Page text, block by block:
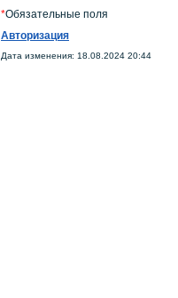
*Обязательные поля
Авторизация
Дата изменения: 18.08.2024 20:44